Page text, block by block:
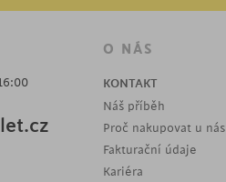
O NÁS
KONTAKT
Náš příběh
Proč nakupovat u nás
Fakturační údaje
Kariéra